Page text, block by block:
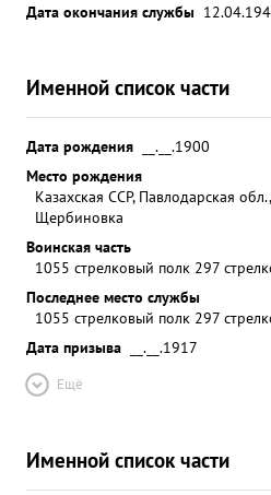
Дата окончания службы
Именной список части
Дата рождения
__.__.1900
Место рождения
Казахская ССР, Павлодарская
Щербиновка
Воинская часть
1055 стрелковый полк 297
Последнее место службы
1055 стрелковый полк 297
Дата призыва
__.__.1917
Ещё
Именной список части